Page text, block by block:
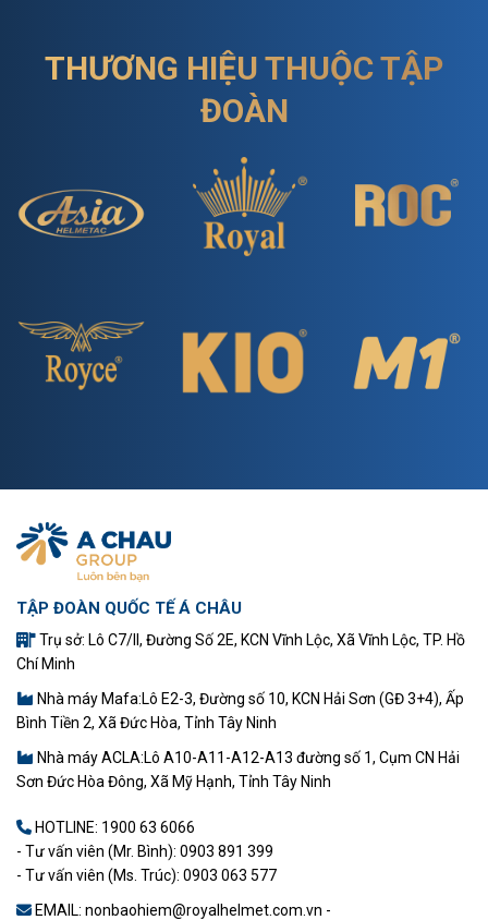
THƯƠNG HIỆU THUỘC TẬP
ĐOÀN
TẬP ĐOÀN QUỐC TẾ Á CHÂU
Trụ sở: Lô C7/II, Đường Số 2E, KCN Vĩnh Lộc, Xã Vĩnh Lộc, TP. Hồ
Chí Minh
Nhà máy Mafa:Lô E2-3, Đường số 10, KCN Hải Sơn (GĐ 3+4), Ấp
Bình Tiền 2, Xã Đức Hòa, Tỉnh Tây Ninh
Nhà máy ACLA:Lô A10-A11-A12-A13 đường số 1, Cụm CN Hải
Sơn Đức Hòa Đông, Xã Mỹ Hạnh, Tỉnh Tây Ninh
HOTLINE: 1900 63 6066
- Tư vấn viên (Mr. Bình): 0903 891 399
- Tư vấn viên (Ms. Trúc): 0903 063 577
EMAIL: nonbaohiem@royalhelmet.com.vn -